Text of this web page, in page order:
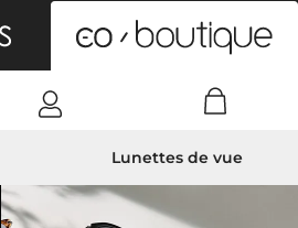
Lunettes de vue